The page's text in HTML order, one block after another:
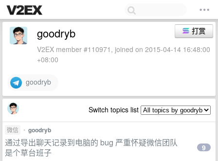
打赏
goodryb
V2EX member #110971, joined on 2015-04-14 16:48:00
+08:00
goodryb
Switch topics list
微信 • goodryb
通过导出聊天记录到电脑的 bug 严重怀疑微信团队
是个草台班子
9